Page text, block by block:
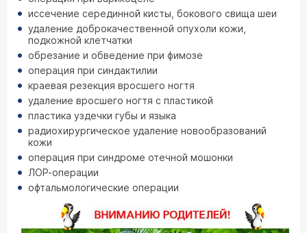
иссечение серединной кисты, бокового свища шеи
удаление доброкачественной опухоли кожи,
подкожной клетчатки
обрезание и обведение при фимозе
операция при синдактилии
краевая резекция вросшего ногтя
удаление вросшего ногтя с пластикой
пластика уздечки губы и языка
радиохирургическое удаление новообразований
кожи
операция при синдроме отечной мошонки
ЛОР-операции
офтальмологические операции